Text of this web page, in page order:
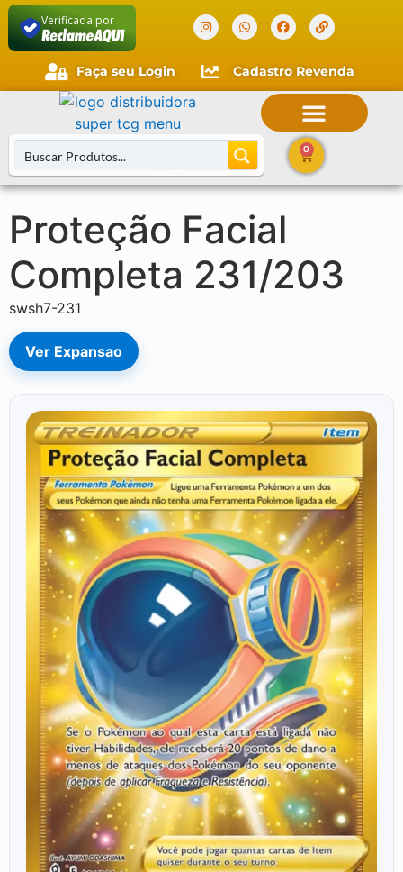
Verificada por
Faça seu Login Cadastro Revenda
0
Proteção Facial
Completa 231/203
swsh7-231
Ver Expansao